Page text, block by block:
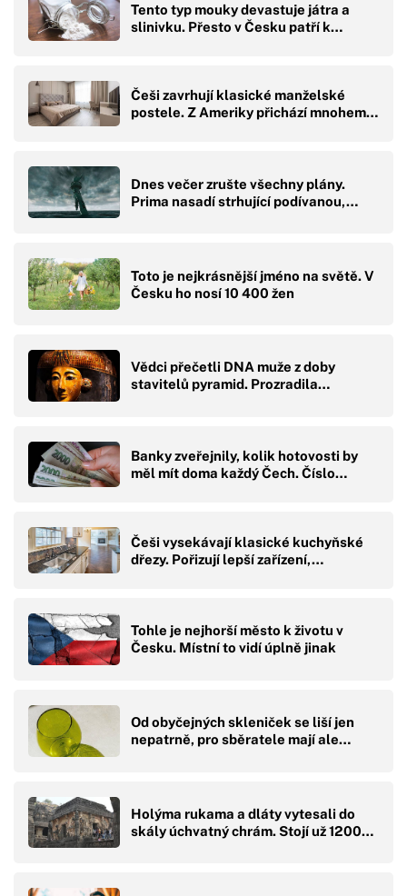
Tento typ mouky devastuje játra a
slinivku. Přesto v Česku patří k…
Češi zavrhují klasické manželské
postele. Z Ameriky přichází mnohem…
Dnes večer zrušte všechny plány.
Prima nasadí strhující podívanou,…
Toto je nejkrásnější jméno na světě. V
Česku ho nosí 10 400 žen
Vědci přečetli DNA muže z doby
stavitelů pyramid. Prozradila…
Banky zveřejnily, kolik hotovosti by
měl mít doma každý Čech. Číslo…
Češi vysekávají klasické kuchyňské
dřezy. Pořizují lepší zařízení,…
Tohle je nejhorší město k životu v
Česku. Místní to vidí úplně jinak
Od obyčejných skleniček se liší jen
nepatrně, pro sběratele mají ale…
Holýma rukama a dláty vytesali do
skály úchvatný chrám. Stojí už 1200…